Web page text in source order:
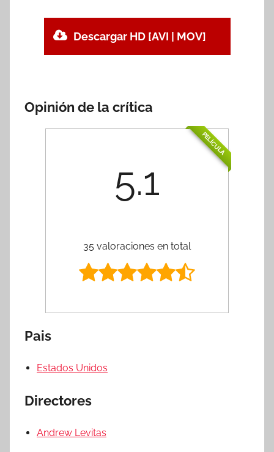
Descargar HD [AVI | MOV]
Opinión de la crítica
PELÍCULA
5.1
35 valoraciones en total
Pais
Estados Unidos
Directores
Andrew Levitas